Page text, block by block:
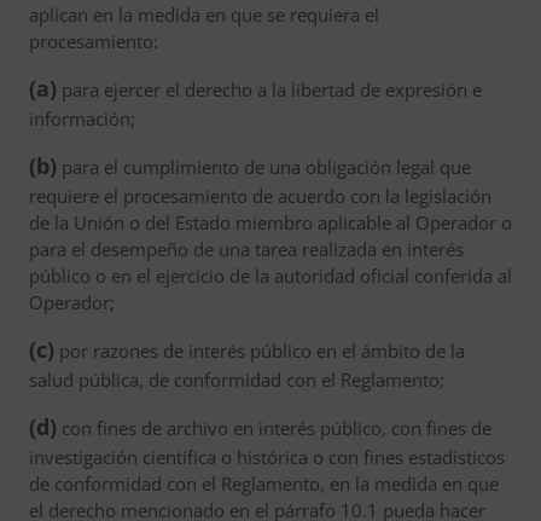
aplican en la medida en que se requiera el
procesamiento:
(a) para ejercer el derecho a la libertad de expresión e
información;
(b) para el cumplimiento de una obligación legal que
requiere el procesamiento de acuerdo con la legislación
de la Unión o del Estado miembro aplicable al Operador o
para el desempeño de una tarea realizada en interés
público o en el ejercicio de la autoridad oficial conferida al
Operador;
(c) por razones de interés público en el ámbito de la
salud pública, de conformidad con el Reglamento;
(d) con fines de archivo en interés público, con fines de
investigación científica o histórica o con fines estadísticos
de conformidad con el Reglamento, en la medida en que
el derecho mencionado en el párrafo 10.1 pueda hacer